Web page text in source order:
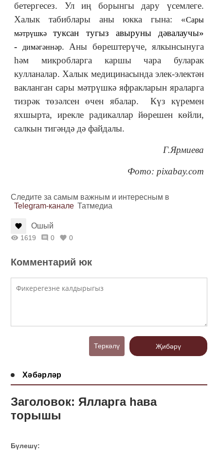
бетергесез. Ул иң борынгы дару үсемлеге.
Халык табиблары аны юкка гына: «Сары
мәтрүшкәтуксан тугыз авыруны дәвалаучы»
-
димәгәннәр. Аны бөрештерүче, ялкынсынуга
һәм микробларга каршы чара буларак
кулланалар. Халык медицинасында элек-электән
вакланган сары мәтрүшкә яфракларын яраларга
тизрәк төзәлсен өчен ябалар. Күз күремен
яхшырта, ирекле радикаллар йөрешен көйли,
салкын тигәндә дә файдалы.
Г.Ярмиева
Фото: pixabay.com
Следите за самым важным и интересным в
Telegram-канале Татмедиа
Ошый
1619 0 0
Комментарий юк
Теркәлү Җибәрү
Хәбәрләр
Заголовок: Ялларга һава
торышы
Бүлешү: